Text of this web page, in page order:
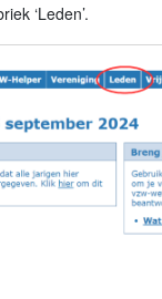
‘Leden’.